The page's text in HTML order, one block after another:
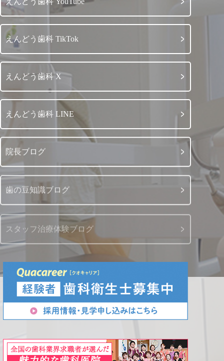
えんどう歯科 TikTok
えんどう歯科 X
えんどう歯科 LINE
院長ブログ
歯の豆知識ブログ
スタッフ治療体験ブログ